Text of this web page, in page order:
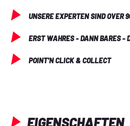
UNSERE EXPERTEN SIND OVER
ERST WAHRES - DANN BARES -
POINT'N CLICK & COLLECT
EIGENSCHAFTEN